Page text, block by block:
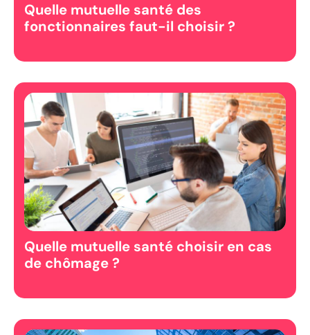
Quelle mutuelle santé des
fonctionnaires faut-il choisir ?
Quelle mutuelle santé choisir en cas
de chômage ?